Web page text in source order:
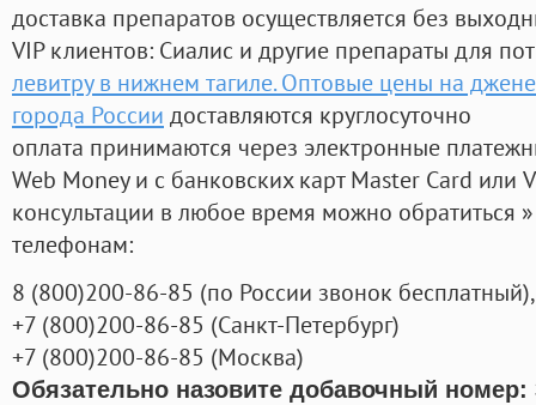
доставка препаратов осуществляется без
VIP клиентов: Сиалис и другие препараты для
левитру в нижнем тагиле. Оптовые цены на
города России доставляются круглосуточно
оплата принимаются через электронные
Web Money и с банковских карт Master Card или
консультации в любое время можно обратиться
телефонам:
8 (800)200-86-85 (по России звонок бесплатный),
+7 (800)200-86-85 (Санкт-Петербург)
+7 (800)200-86-85 (Москва)
Обязательно назовите добавочный номер: